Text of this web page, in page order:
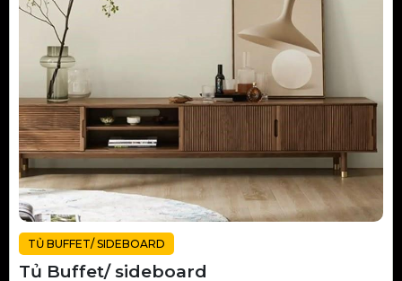
TỦ BUFFET/ SIDEBOARD
Tủ Buffet/ sideboard